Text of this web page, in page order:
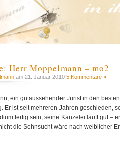
Herr Moppelmann – mo2
am 21. Januar 2010 5 Kommentare »
ein gutaussehender Jurist in den
Er ist seit mehreren Jahren geschieden,
fertig sein, seine Kanzelei läuft gut –
die Sehnsucht wäre nach weiblicher